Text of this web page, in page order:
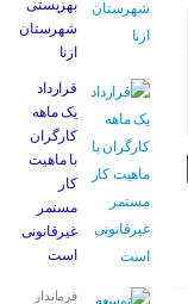
بهزیستی
شهرستان
ازنا
قرارداد
یک ماهه
کارگران
با ماهیت
کار
مستمر
غیرقانونی
است
فرماندار